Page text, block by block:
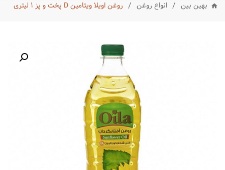
بهین بین / انواع روغن / روغن اویلا ویتامین D پخت و پز ۱ لیتری
انواع روغن